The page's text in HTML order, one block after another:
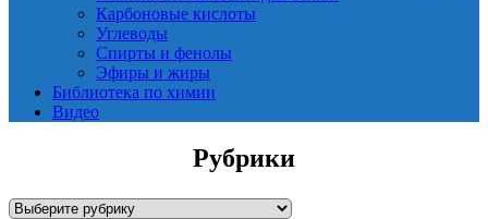
Карбоновые кислоты
Углеводы
Спирты и фенолы
Эфиры и жиры
Библиотека по химии
Видео
Рубрики
Р